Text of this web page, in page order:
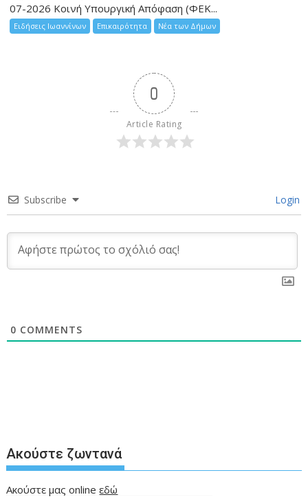
07-2026 Κοινή Υπουργική Απόφαση (ΦΕΚ...
Ειδήσεις Ιωαννίνων Επικαιρότητα Νέα των Δήμων
0
Article Rating
Subscribe Login
0 COMMENTS
Ακούστε ζωντανά
Ακούστε μας onlineεδώ